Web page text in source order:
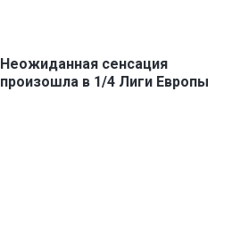
Неожиданная сенсация
произошла в 1/4 Лиги Европы